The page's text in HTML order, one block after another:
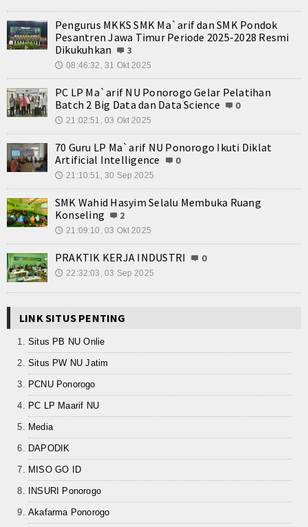
Cerita Pendek
Internasional
Olahraga
Kesehatan
Sekilas Data Sekolah
Miso Farma
Guru dan Karyawan
Kalender Pendidikan
Siswa Aktif
Alumni
Foto Kegiatan
Unduh
Agenda
Unit Produksi
Pengurus MKKS SMK Ma`arif dan SMK Pondok
Pesantren Jawa Timur Periode 2025-2028 Resmi
Dikukuhkan
3
🕔 08:46:32, 31 Okt 2025
PC LP Ma`arif NU Ponorogo Gelar Pelatihan
Batch 2 Big Data dan Data Science
0
🕔 21:02:51, 03 Okt 2025
70 Guru LP Ma`arif NU Ponorogo Ikuti Diklat
Artificial Intelligence
0
🕔 21:10:51, 30 Sep 2025
SMK Wahid Hasyim Selalu Membuka Ruang
Konseling
2
🕔 21:09:10, 03 Okt 2025
PRAKTIK KERJA INDUSTRI 0
🕔 22:32:03, 03 Sep 2025
LINK SITUS PENTING
Situs PB NU Onlie
Situs PW NU Jatim
PCNU Ponorogo
PC LP Maarif NU
Media
DAPODIK
MISO GO ID
INSURI Ponorogo
Akafarma Ponorogo